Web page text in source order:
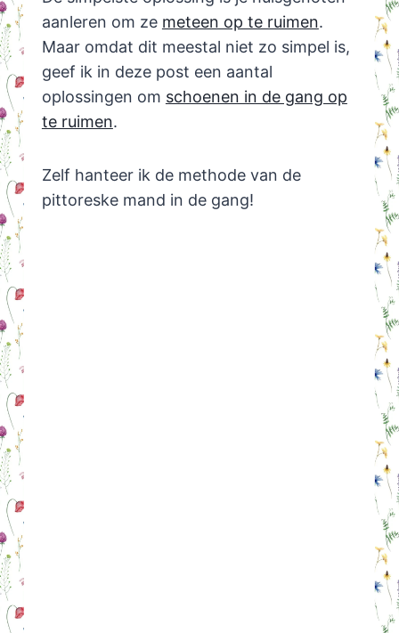
aanleren om ze meteen op te ruimen.
Maar omdat dit meestal niet zo simpel is,
geef ik in deze post een aantal
oplossingen om schoenen in de gang op
te ruimen.
Zelf hanteer ik de methode van de
pittoreske mand in de gang!